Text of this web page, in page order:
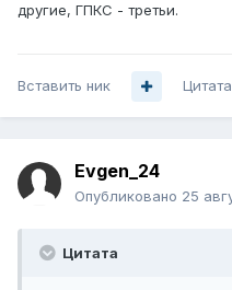
другие, ГПКС - третьи.
Вставить ник Цитата
Evgen_24
Опубликовано 25
Цитата